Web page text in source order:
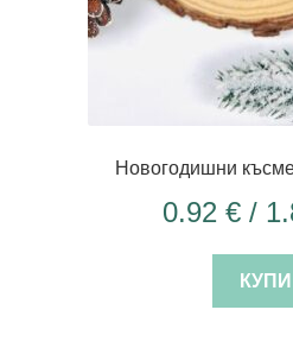
Новогодишни
0.92 € /
КУПИ